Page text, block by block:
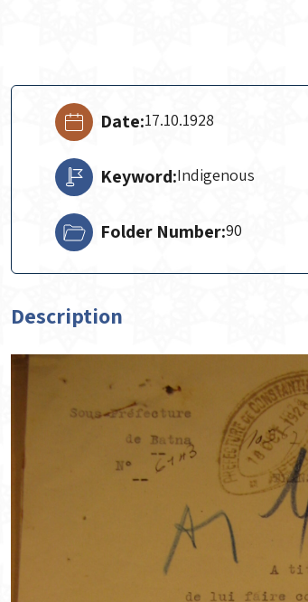
Date:17.10.1928
Keyword:Indigenous
Folder Number:90
Description